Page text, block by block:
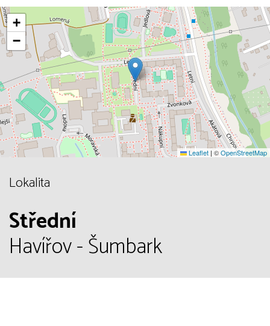
+
−
Leaflet | ©OpenStreetMap
Lokalita
Střední
Havířov - Šumbark